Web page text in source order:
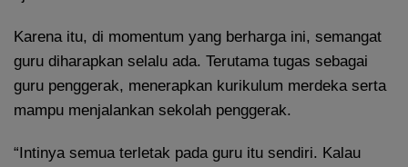
Karena itu, di momentum yang berharga ini, semangat
guru diharapkan selalu ada. Terutama tugas sebagai
guru penggerak, menerapkan kurikulum merdeka serta
mampu menjalankan sekolah penggerak.
“Intinya semua terletak pada guru itu sendiri. Kalau